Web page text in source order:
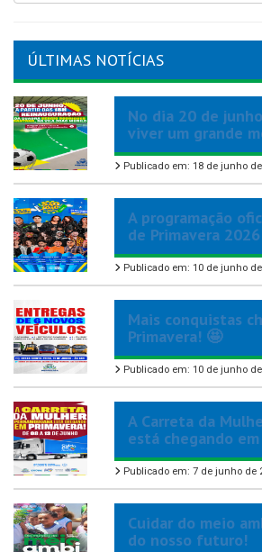
ÚLTIMAS NOTÍCIAS
No dia 20 de
viver um grande
Publicado em: 18 de junho
A programação
de Primavera
Publicado em: 10 de junho
Mais conquistas
Primavera! 🤩
Publicado em: 10 de junho
A Carreta da
está chegando
Publicado em: 7 de junho de
Cuidar do meio
do nosso futuro!